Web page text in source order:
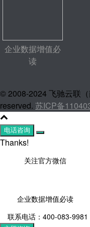
企业数据增值必
读
© 2008-2024 飞驰云联
reserved. 苏ICP备
电话咨询
Thanks!
关注官方微信
企业数据增值必读
联系电话：400-083-9981